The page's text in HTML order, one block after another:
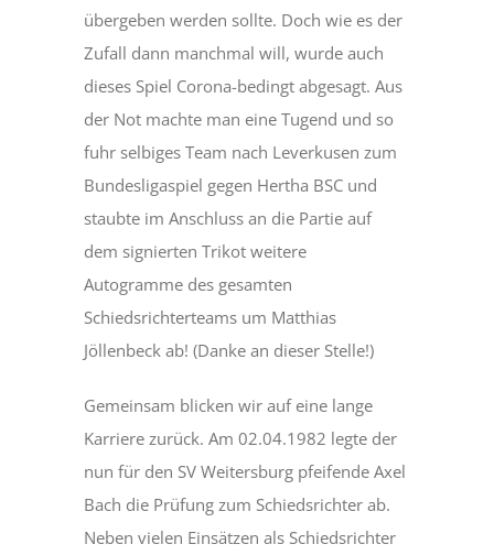
übergeben werden sollte. Doch wie es der
Zufall dann manchmal will, wurde auch
dieses Spiel Corona-bedingt abgesagt. Aus
der Not machte man eine Tugend und so
fuhr selbiges Team nach Leverkusen zum
Bundesligaspiel gegen Hertha BSC und
staubte im Anschluss an die Partie auf
dem signierten Trikot weitere
Autogramme des gesamten
Schiedsrichterteams um Matthias
Jöllenbeck ab! (Danke an dieser Stelle!)
Gemeinsam blicken wir auf eine lange
Karriere zurück. Am 02.04.1982 legte der
nun für den SV Weitersburg pfeifende Axel
Bach die Prüfung zum Schiedsrichter ab.
Neben vielen Einsätzen als Schiedsrichter